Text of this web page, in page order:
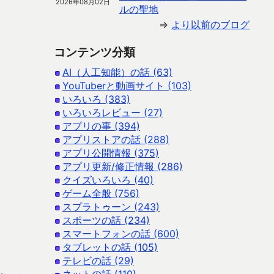
2026年08月02日
ルの聖地
⇒ より以前のブログ
コンテンツ分類
AI（人工知能）の話 (63)
YouTuberと動画サイト (103)
いろいろ (383)
いろいろレビュー (27)
アプリの事 (394)
アプリストアの話 (288)
アプリ公開情報 (375)
アプリ更新/修正情報 (286)
クイズいろいろ (40)
ゲーム全般 (756)
スプラトゥーン (243)
スポーツの話 (234)
スマートフォンの話 (600)
タブレットの話 (105)
テレビの話 (29)